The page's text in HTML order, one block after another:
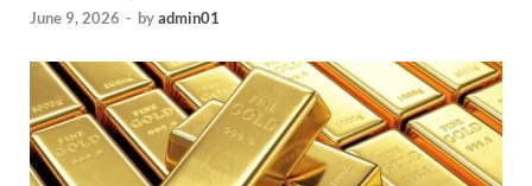
June 9, 2026 - byadmin01